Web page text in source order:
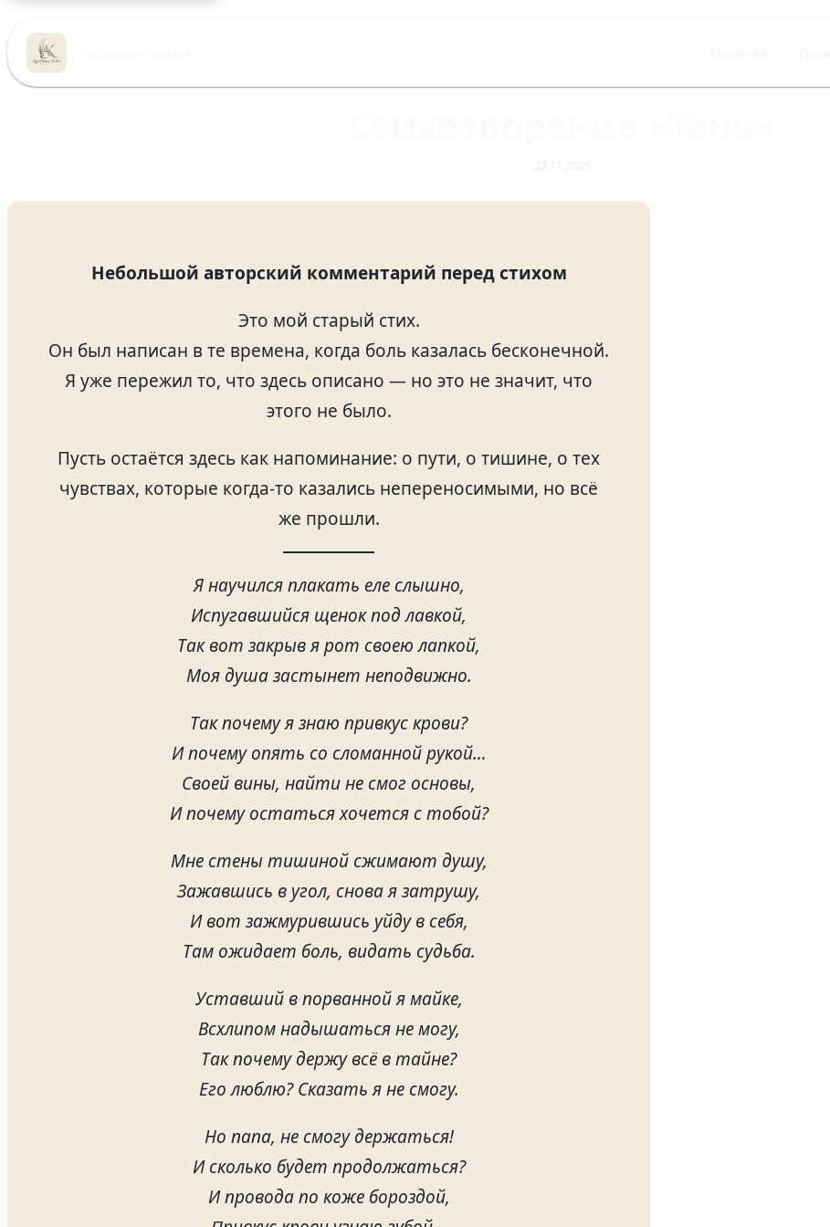
к
содержимому
Небольшой авторский комментарий перед стихом
Это мой старый стих.
Он был написан в те времена, когда боль казалась бесконечной.
Я уже пережил то, что здесь описано — но это не значит, что
этого не было.
Пусть остаётся здесь как напоминание: о пути, о тишине, о тех
чувствах, которые когда-то казались непереносимыми, но всё
же прошли.
Я научился плакать еле слышно,
Испугавшийся щенок под лавкой,
Так вот закрыв я рот своею лапкой,
Моя душа застынет неподвижно.
Так почему я знаю привкус крови?
И почему опять со сломанной рукой…
Своей вины, найти не смог основы,
И почему остаться хочется с тобой?
Мне стены тишиной сжимают душу,
Зажавшись в угол, снова я затрушу,
И вот зажмурившись уйду в себя,
Там ожидает боль, видать судьба.
Уставший в порванной я майке,
Всхлипом надышаться не могу,
Так почему держу всё в тайне?
Его люблю? Сказать я не смогу.
Но папа, не смогу держаться!
И сколько будет продолжаться?
И провода по коже бороздой,